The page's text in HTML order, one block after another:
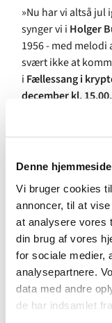
Denne
Vi bruger cookies
annoncer, til at
at analysere vores
din brug af vores
for sociale medier,
analysepartnere.
data med andre
de har indsamlet
»Nu har vi altså jul
synger vi i Holger
1956 - med melodi
svært ikke at
i Fællessang i
december kl. 15.00.
»Nu nærmer
og salmer, der
»I Fællessang i
måneder og fire
og spændvidde, og
blive imponeret
til enhver
deltagerne i
Stefán Arason og
»Men der er ingen